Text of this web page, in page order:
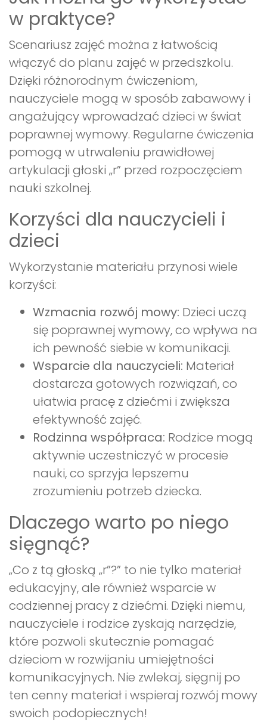
w praktyce?
Scenariusz zajęć można z łatwością
włączyć do planu zajęć w przedszkolu.
Dzięki różnorodnym ćwiczeniom,
nauczyciele mogą w sposób zabawowy i
angażujący wprowadzać dzieci w świat
poprawnej wymowy. Regularne ćwiczenia
pomogą w utrwaleniu prawidłowej
artykulacji głoski „r” przed rozpoczęciem
nauki szkolnej.
Korzyści dla nauczycieli i
dzieci
Wykorzystanie materiału przynosi wiele
korzyści:
Wzmacnia rozwój mowy: Dzieci uczą
się poprawnej wymowy, co wpływa na
ich pewność siebie w komunikacji.
Wsparcie dla nauczycieli: Materiał
dostarcza gotowych rozwiązań, co
ułatwia pracę z dziećmi i zwiększa
efektywność zajęć.
Rodzinna współpraca: Rodzice mogą
aktywnie uczestniczyć w procesie
nauki, co sprzyja lepszemu
zrozumieniu potrzeb dziecka.
Dlaczego warto po niego
sięgnąć?
„Co z tą głoską „r”?” to nie tylko materiał
edukacyjny, ale również wsparcie w
codziennej pracy z dziećmi. Dzięki niemu,
nauczyciele i rodzice zyskają narzędzie,
które pozwoli skutecznie pomagać
dzieciom w rozwijaniu umiejętności
komunikacyjnych. Nie zwlekaj, sięgnij po
ten cenny materiał i wspieraj rozwój mowy
swoich podopiecznych!